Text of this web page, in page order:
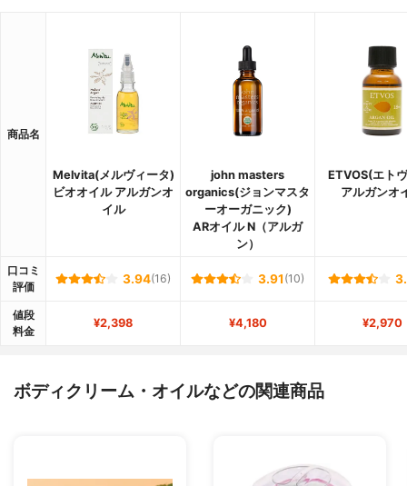
商品名
Melvita(メルヴィータ)
ビオオイル アルガンオ
イル
john masters
organics(ジョンマスタ
ーオーガニック)
ARオイル N（アルガ
ン）
ETVOS(エト
アルガンオ
口コミ
評価
3.94(16) 3.91 (10)
値段
料金
¥2,398 ¥4,180 ¥2,970
ボディクリーム・オイルなどの関連商品